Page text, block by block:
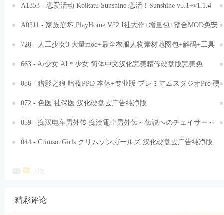
AA2MiniPPX+AA2MiniPP2+MOD整合 免安装繁体汉化整合版
[15.4GB]
A1353 - 恋爱活动 Koikatu Sunshine 恋活！Sunshine v5.1+v1.1.4
纯净本体+可选整合+上万无重复资源包+新作旧作资源通用 免安
装中文汉化可选整合版[237GB]
A0211 - 家族崩坏 PlayHome V22 I社大作+增量包+整合MOD免安
装中文汉化硬盘版[152GB]
720 - 人工少女3 大量mod+最全衣服人物素材地图包+解码+工具
补丁完美整合硬盘版
663 - Ai少女 AI＊少女 简体中文汉化完美精修硬盘版完美免
DVD-附全解锁存档整合硬盘版网盘BT种子下载
086 - 猎影之狼 暗夜PPD 本休+专业版 プレミアムスタジオPro 硬
盘去广告纯净版
072 - 色医 社保医 汉化硬盘去广告纯净版
059 - 痴汉电车男外传 痴漢電車男外伝～伝説へのチェイサー～
硬盘去广告纯净版
044 - CrimsonGirls クリムゾンガールズ 汉化硬盘去广告纯净版
精彩评论